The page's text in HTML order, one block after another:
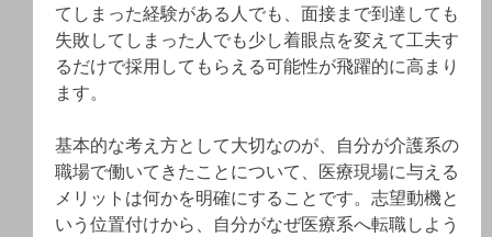
てしまった経験がある人でも、面接まで到達しても
失敗してしまった人でも少し着眼点を変えて工夫す
るだけで採用してもらえる可能性が飛躍的に高まり
ます。
基本的な考え方として大切なのが、自分が介護系の
職場で働いてきたことについて、医療現場に与える
メリットは何かを明確にすることです。志望動機と
いう位置付けから、自分がなぜ医療系へ転職しよう